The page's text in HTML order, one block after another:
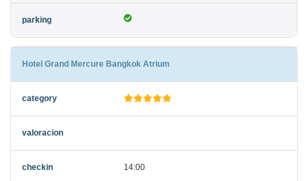
Hotel Grand Mercure Bangkok Atrium
14:00